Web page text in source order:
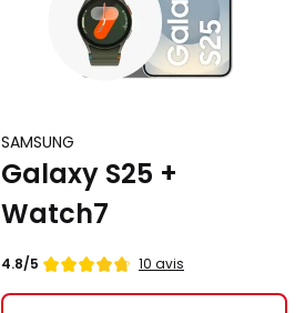
SAMSUNG
Galaxy S25 +
Watch7
Note
4.8/5 10 avis